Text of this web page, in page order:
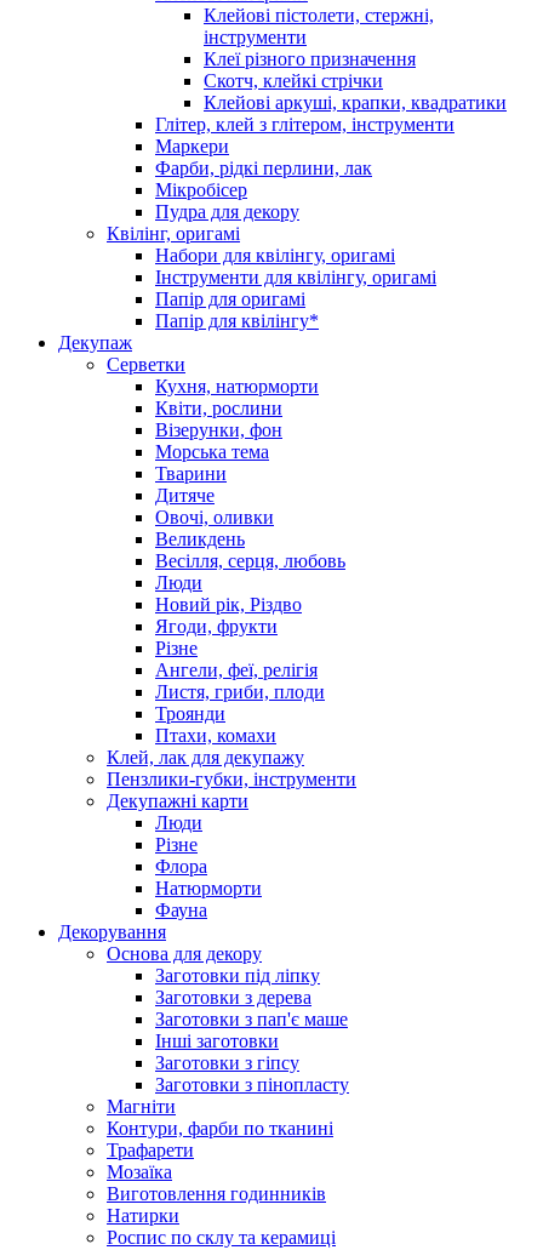
Клейові пістолети, стержні,
інструменти
Клеї різного призначення
Скотч, клейкі стрічки
Клейові аркуші, крапки, квадратики
Глітер, клей з глітером, інструменти
Маркери
Фарби, рідкі перлини, лак
Мікробісер
Пудра для декору
Квілінг, оригамі
Набори для квілінгу, оригамі
Інструменти для квілінгу, оригамі
Папір для оригамі
Папір для квілінгу*
Декупаж
Серветки
Кухня, натюрморти
Квіти, рослини
Візерунки, фон
Морська тема
Тварини
Дитяче
Овочі, оливки
Великдень
Весілля, серця, любовь
Люди
Новий рік, Різдво
Ягоди, фрукти
Різне
Ангели, феї, релігія
Листя, гриби, плоди
Троянди
Птахи, комахи
Клей, лак для декупажу
Пензлики-губки, інструменти
Декупажні карти
Люди
Різне
Флора
Натюрморти
Фауна
Декорування
Основа для декору
Заготовки під ліпку
Заготовки з дерева
Заготовки з пап'є маше
Інші заготовки
Заготовки з гіпсу
Заготовки з пінопласту
Магніти
Контури, фарби по тканині
Трафарети
Мозаїка
Виготовлення годинників
Натирки
Роспис по склу та керамиці